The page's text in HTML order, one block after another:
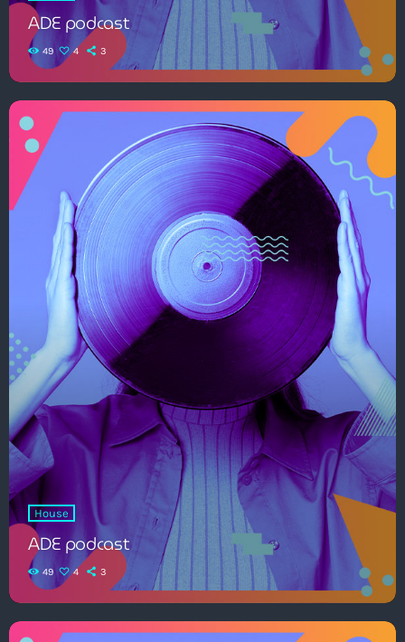
ADE podcast
49 4 3
House
ADE podcast
49 4 3